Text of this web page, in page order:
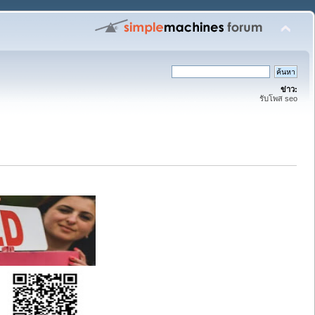
ข่าว:
รับโพส seo